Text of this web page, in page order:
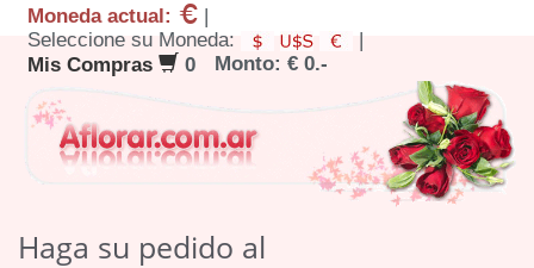
Moneda actual:
|
Seleccione su Moneda:
|
Mis Compras
0 Monto: € 0.-
Haga su pedido al